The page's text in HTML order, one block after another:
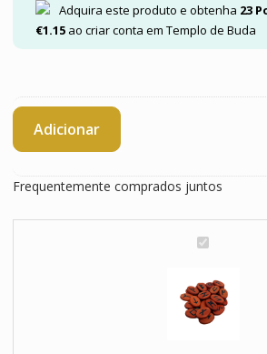
Adquira este produto e obtenha 23
€1.15 ao criar conta em Templo de Buda
Quantidade
Runas
de
Madeira
Adicionar
Frequentemente comprados juntos
R
n
a
s